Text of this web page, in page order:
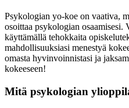
Psykologian yo-koe on vaativa,
osoittaa psykologian osaamisesi.
käyttämällä tehokkaita
mahdollisuuksiasi menestyä
omasta hyvinvoinnistasi ja
kokeeseen!
Mitä psykologian